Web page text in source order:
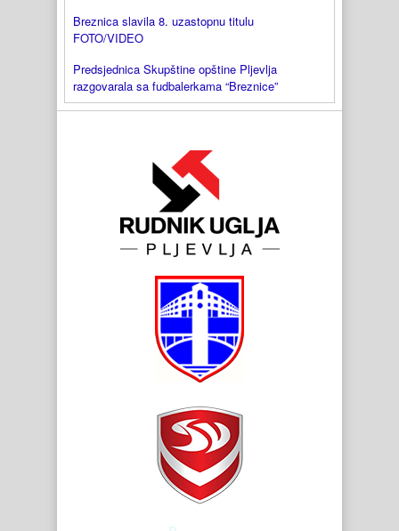
Breznica slavila 8. uzastopnu titulu
FOTO/VIDEO
Predsjednica Skupštine opštine Pljevlja
razgovarala sa fudbalerkama “Breznice”